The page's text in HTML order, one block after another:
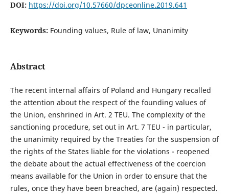
DOI: https://doi.org/10.57660/dpceonline.2019.641
Keywords: Founding values, Rule of law, Unanimity
Abstract
The recent internal affairs of Poland and Hungary recalled
the attention about the respect of the founding values of
the Union, enshrined in Art. 2 TEU. The complexity of the
sanctioning procedure, set out in Art. 7 TEU - in particular,
the unanimity required by the Treaties for the suspension of
the rights of the States liable for the violations - reopened
the debate about the actual effectiveness of the coercion
means available for the Union in order to ensure that the
rules, once they have been breached, are (again) respected.